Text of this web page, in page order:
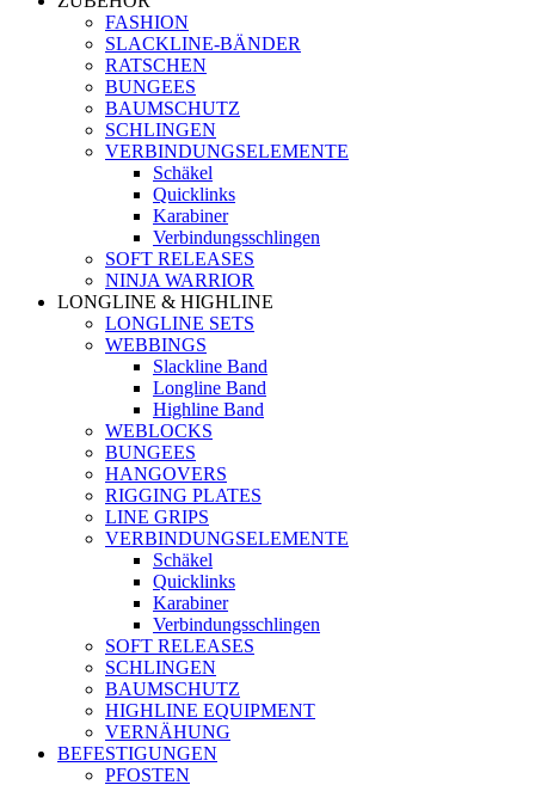
FASHION
SLACKLINE-BÄNDER
RATSCHEN
BUNGEES
BAUMSCHUTZ
SCHLINGEN
VERBINDUNGSELEMENTE
Schäkel
Quicklinks
Karabiner
Verbindungsschlingen
SOFT RELEASES
NINJA WARRIOR
LONGLINE & HIGHLINE
LONGLINE SETS
WEBBINGS
Slackline Band
Longline Band
Highline Band
WEBLOCKS
BUNGEES
HANGOVERS
RIGGING PLATES
LINE GRIPS
VERBINDUNGSELEMENTE
Schäkel
Quicklinks
Karabiner
Verbindungsschlingen
SOFT RELEASES
SCHLINGEN
BAUMSCHUTZ
HIGHLINE EQUIPMENT
VERNÄHUNG
BEFESTIGUNGEN
PFOSTEN